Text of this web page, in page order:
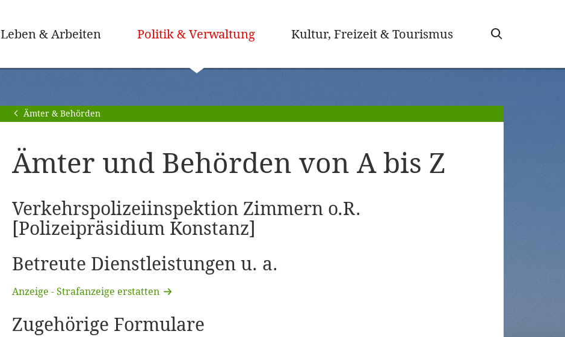
Leben & Arbeiten Politik & Verwaltung(ausgewählt)Kultur, Freizeit & Tourismus
Ämter & Behörden
Ämter und Behörden von A bis Z
Verkehrspolizeiinspektion Zimmern o.R.
[Polizeipräsidium Konstanz]
Betreute Dienstleistungen u. a.
Anzeige - Strafanzeige erstatten
Zugehörige Formulare